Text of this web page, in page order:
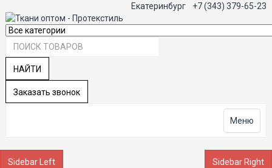
Екатеринбург +7 (343) 379-65-23
НАЙТИ
Заказать звонок
Меню
Sidebar Left Sidebar Right